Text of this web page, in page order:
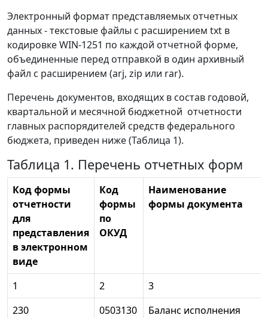
Электронный формат представляемых отчетных
данных - текстовые файлы с расширением txt в
кодировке WIN-1251 по каждой отчетной форме,
объединенные перед отправкой в один архивный
файл с расширением (arj, zip или rar).
Перечень документов, входящих в состав годовой,
квартальной и месячной бюджетной отчетности
главных распорядителей средств федерального
бюджета, приведен ниже (Таблица 1).
Таблица 1. Перечень отчетных форм
Код формы
отчетности
для
представления
в электронном
виде
Код
формы
по
ОКУД
Наименование
формы документа
1 2
3
230
0503130
Баланс исполнения